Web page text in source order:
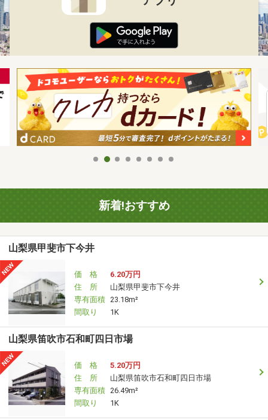
新着!おすすめ
山梨県甲斐市下今井
価 格
6.20万円
住 所
山梨県甲斐市下今井
専有面積 23.18m²
間取り
1K
山梨県笛吹市石和町四日市場
価 格
5.20万円
住 所
山梨県笛吹市石和町四日市場
専有面積 26.49m²
間取り
1K